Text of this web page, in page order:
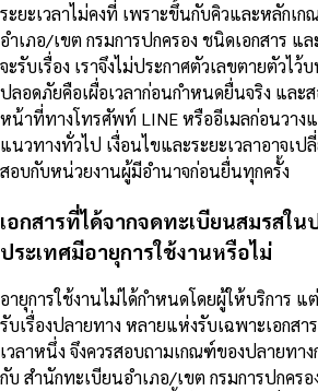
ระยะเวลาไม่คงที่ เพราะขึ้นกับคิวและหลักเ
อำเภอ/เขต กรมการปกครอง ชนิดเอกสาร แ
จะรับเรื่อง เราจึงไม่ประกาศตัวเลขตายตัว
ปลอดภัยคือเผื่อเวลาก่อนกำหนดยื่นจริง และ
หน้าที่ทางโทรศัพท์ LINE หรืออีเมลก่อนวาง
แนวทางทั่วไป เงื่อนไขและระยะเวลาอาจเ
สอบกับหน่วยงานผู้มีอำนาจก่อนยื่นทุกครั้ง
เอกสารที่ได้จากจดทะเบียนสมรสใน
ประเทศมีอายุการใช้งานหรือไม่
อายุการใช้งานไม่ได้กำหนดโดยผู้ให้บริการ
รับเรื่องปลายทาง หลายแห่งรับเฉพาะเอกส
เวลาหนึ่ง จึงควรสอบถามเกณฑ์ของปลายทา
กับ สำนักทะเบียนอำเภอ/เขต กรมการปกคร